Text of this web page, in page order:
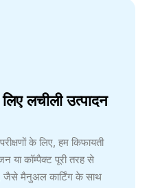
लचीली उत्पादन
के लिए, हम किफायती
या कॉम्पैक्ट पूरी तरह से
जैसे मैनुअल कार्टिंग के साथ